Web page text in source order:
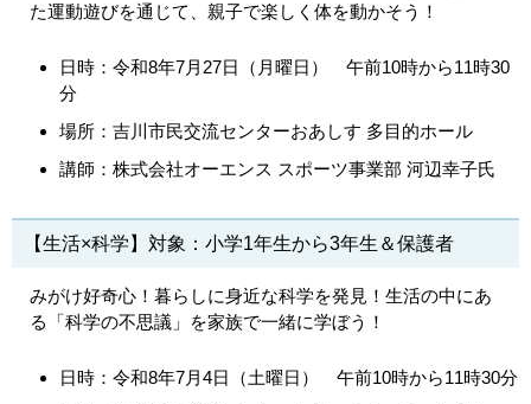
た運動遊びを通じて、親子で楽しく体を動かそう！
日時：令和8年7月27日（月曜日） 午前10時から11時30
分
場所： 吉川市民交流センターおあしす 多目的ホール
講師： 株式会社オーエンス スポーツ事業部 河辺幸子氏
【生活×科学】対象：小学1年生から3年生＆保護者
みがけ好奇心！暮らしに身近な科学を発見！生活の中にあ
る「科学の不思議」を家族で一緒に学ぼう！
日時：令和8年7月4日（土曜日） 午前10時から11時30分